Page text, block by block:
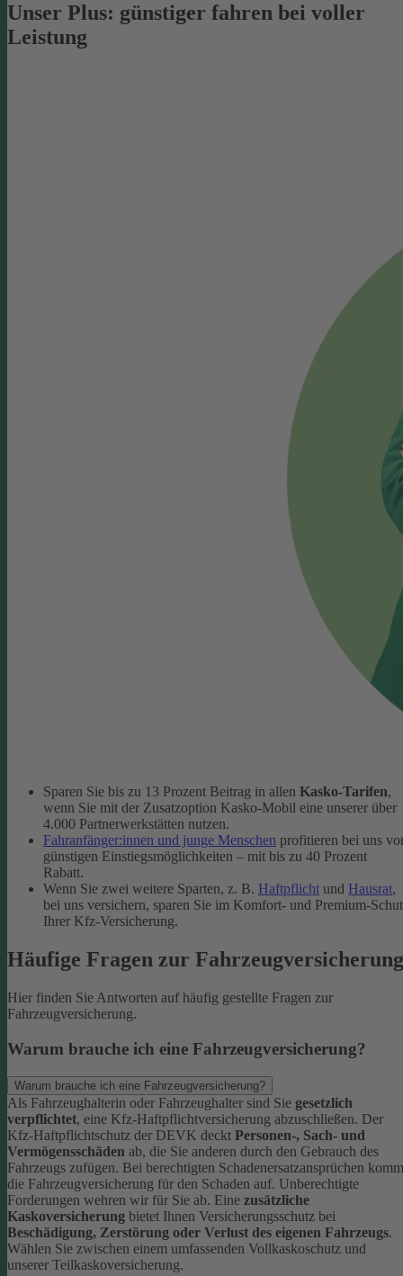
Unser Plus: günstiger fahren bei voller
Leistung
Sparen Sie bis zu 13 Prozent Beitrag in allen Kasko-Tarifen,
wenn Sie mit der Zusatzoption Kasko-Mobil eine unserer über
4.000 Partnerwerkstätten nutzen.
Fahranfänger:innen und junge Menschen profitieren bei uns
günstigen Einstiegsmöglichkeiten – mit bis zu 40 Prozent
Rabatt.
Wenn Sie zwei weitere Sparten, z. B. Haftpflicht und Hausrat,
bei uns versichern, sparen Sie im Komfort- und Premium-
Ihrer Kfz-Versicherung.
Häufige Fragen zur Fahrzeugversicherung
Hier finden Sie Antworten auf häufig gestellte Fragen zur
Fahrzeugversicherung.
Warum brauche ich eine Fahrzeugversicherung?
Warum brauche ich eine Fahrzeugversicherung?
Als Fahrzeughalterin oder Fahrzeughalter sind Sie gesetzlich
verpflichtet, eine Kfz-Haftpflichtversicherung abzuschließen. Der
Kfz-Haftpflichtschutz der DEVK deckt Personen-, Sach- und
Vermögensschäden ab, die Sie anderen durch den Gebrauch des
Fahrzeugs zufügen. Bei berechtigten Schadenersatzansprüchen
die Fahrzeugversicherung für den Schaden auf. Unberechtigte
Forderungen wehren wir für Sie ab. Eine zusätzliche
Kaskoversicherung bietet Ihnen Versicherungsschutz bei
Beschädigung, Zerstörung oder Verlust des eigenen Fahrzeugs.
Wählen Sie zwischen einem umfassenden Vollkaskoschutz und
unserer Teilkaskoversicherung.